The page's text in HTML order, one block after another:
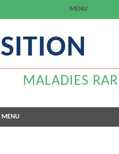
MENU
MALADIES RARES
MENU